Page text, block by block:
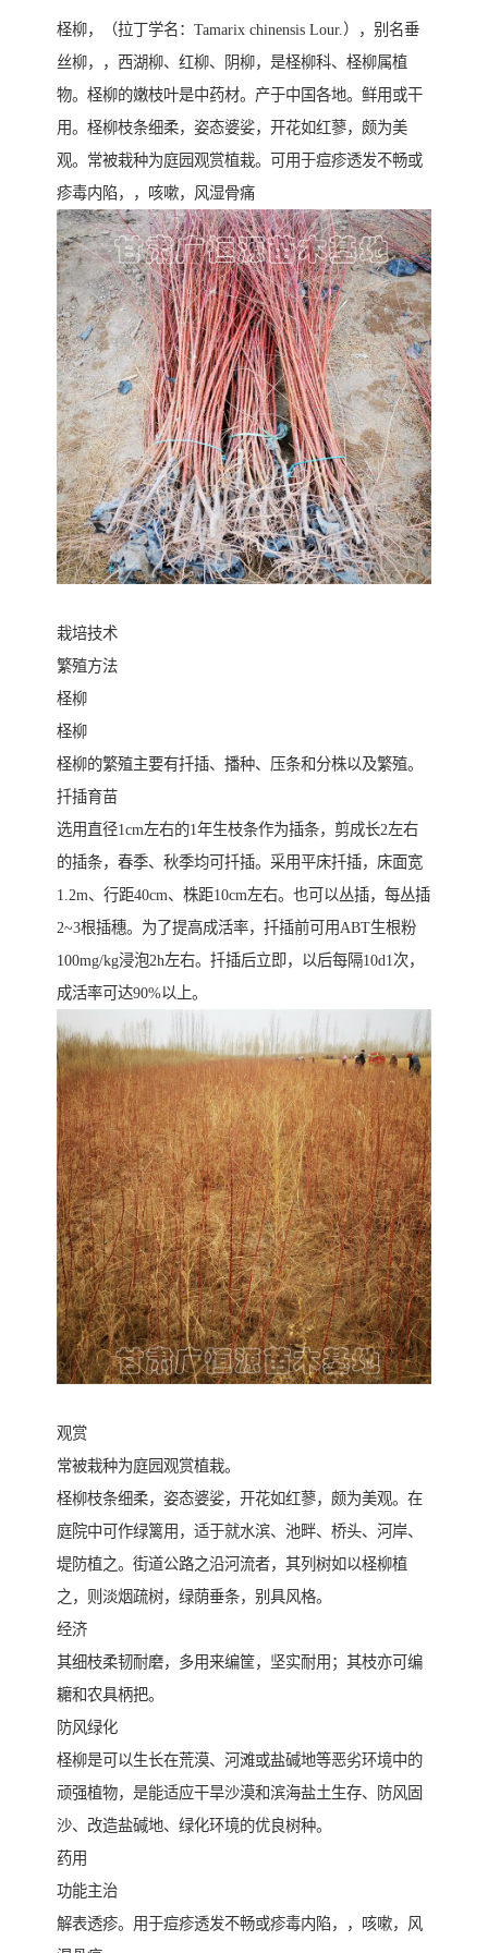
柽柳，（拉丁学名：Tamarix chinensis Lour.），别名垂
丝柳，，西湖柳、红柳、阴柳，是柽柳科、柽柳属植
物。柽柳的嫩枝叶是中药材。产于中国各地。鲜用或干
用。柽柳枝条细柔，姿态婆娑，开花如红蓼，颇为美
观。常被栽种为庭园观赏植栽。可用于痘疹透发不畅或
疹毒内陷，，咳嗽，风湿骨痛
栽培技术
繁殖方法
柽柳
柽柳
柽柳的繁殖主要有扦插、播种、压条和分株以及繁殖。
扦插育苗
选用直径1cm左右的1年生枝条作为插条，剪成长2左右
的插条，春季、秋季均可扦插。采用平床扦插，床面宽
1.2m、行距40cm、株距10cm左右。也可以丛插，每丛插
2~3根插穗。为了提高成活率，扦插前可用ABT生根粉
100mg/kg浸泡2h左右。扦插后立即，以后每隔10d1次，
成活率可达90%以上。
观赏
常被栽种为庭园观赏植栽。
柽柳枝条细柔，姿态婆娑，开花如红蓼，颇为美观。在
庭院中可作绿篱用，适于就水滨、池畔、桥头、河岸、
堤防植之。街道公路之沿河流者，其列树如以柽柳植
之，则淡烟疏树，绿荫垂条，别具风格。
经济
其细枝柔韧耐磨，多用来编筐，坚实耐用；其枝亦可编
耱和农具柄把。
防风绿化
柽柳是可以生长在荒漠、河滩或盐碱地等恶劣环境中的
顽强植物，是能适应干旱沙漠和滨海盐土生存、防风固
沙、改造盐碱地、绿化环境的优良树种。
药用
功能主治
解表透疹。用于痘疹透发不畅或疹毒内陷，，咳嗽，风